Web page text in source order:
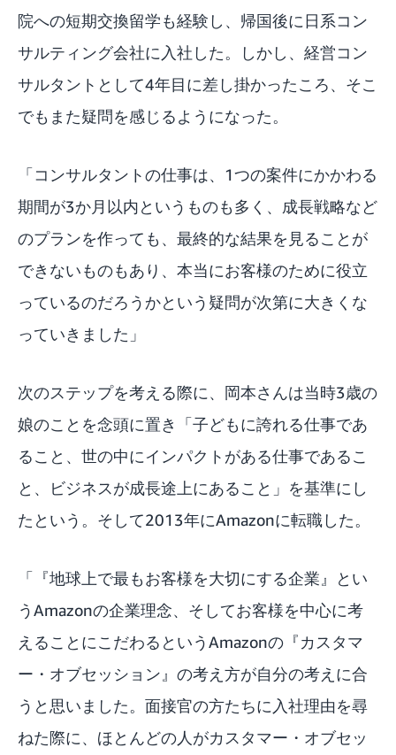
院への短期交換留学も経験し、帰国後に日系コン
サルティング会社に入社した。しかし、経営コン
サルタントとして4年目に差し掛かったころ、そこ
でもまた疑問を感じるようになった。
「コンサルタントの仕事は、1つの案件にかかわる
期間が3か月以内というものも多く、成長戦略など
のプランを作っても、最終的な結果を見ることが
できないものもあり、本当にお客様のために役立
っているのだろうかという疑問が次第に大きくな
っていきました」
次のステップを考える際に、岡本さんは当時3歳の
娘のことを念頭に置き「子どもに誇れる仕事であ
ること、世の中にインパクトがある仕事であるこ
と、ビジネスが成長途上にあること」を基準にし
たという。そして2013年にAmazonに転職した。
「『地球上で最もお客様を大切にする企業』とい
うAmazonの企業理念、そしてお客様を中心に考
えることにこだわるというAmazonの『カスタマ
ー・オブセッション』の考え方が自分の考えに合
うと思いました。面接官の方たちに入社理由を尋
ねた際に、ほとんどの人がカスタマー・オブセッ